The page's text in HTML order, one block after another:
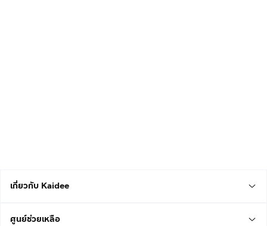
เกี่ยวกับ Kaidee
ศูนย์ช่วยเหลือ